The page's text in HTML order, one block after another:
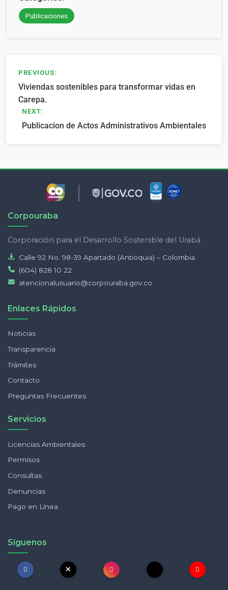
Publicaciones
Navegación
de
entradas
PREVIOUS:
Viviendas sostenibles para transformar vidas en
Carepa.
NEXT:
Publicacion de Actos Administrativos Ambientales
Corpouraba
Corporación para el Desarrollo Sostenible del Urabá
Calle 92 No. 98-39 Apartado (Antioquia) – Colombia
(604) 828 10 22
atencionalusuario@corpouraba.gov.co
Enlaces Rápidos
Noticias
Transparencia
Trámites
Contacto
Preguntas Frecuentes
Servicios
Licencias Ambientales
Permisos
Consultas
Denuncias
Pago en Línea
Síguenos